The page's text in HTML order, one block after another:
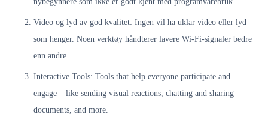
Video og lyd av god kvalitet: Ingen vil ha uklar video eller lyd
som henger. Noen verktøy håndterer lavere Wi-Fi-signaler bedre
enn andre.
Interactive Tools: Tools that help everyone participate and
engage – like sending visual reactions, chatting and sharing
documents, and more.